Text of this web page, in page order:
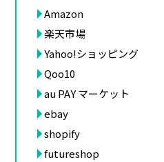
Amazon
楽天市場
Yahoo!ショッピング
Qoo10
au PAY マーケット
ebay
shopify
futureshop